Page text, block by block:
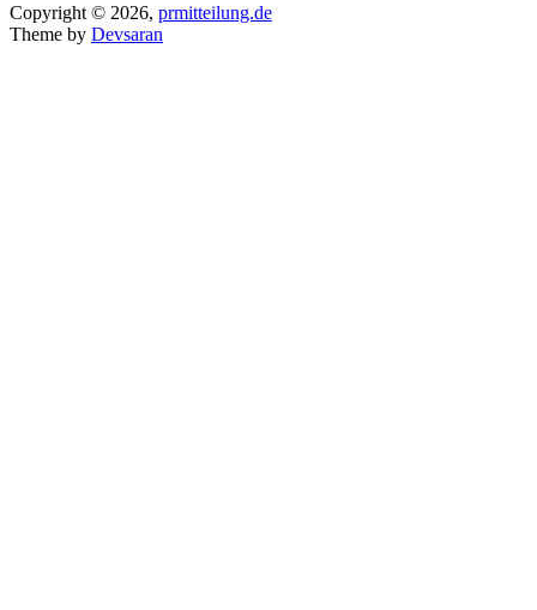
Copyright © 2026, prmitteilung.de
Theme by Devsaran